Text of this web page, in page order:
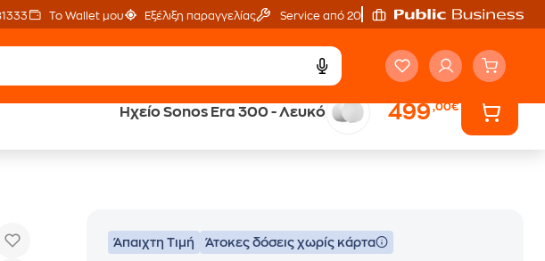
Το Wallet μου Εξέλιξη παραγγελίας Service από 20'
Ηχείο Sonos Era 300 - Λευκό 499,00€
Δωρεάν Μεταφορικά Public επιστροφή €
Άπαιχτη Τιμή Άτοκες δόσεις χωρίς κάρτα